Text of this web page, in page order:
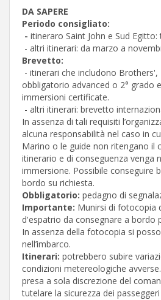
DA SAPERE
Periodo consigliato:
- itineraro Saint John e Sud
- altri itinerari: da marzo a
Brevetto:
- itinerari che includono Brothers',
obbligatorio advanced o 2° grado
immersioni certificate.
- altri itinerari: brevetto
In assenza di tali requisiti
alcuna responsabilità nel caso in
Marino o le guide non ritengano il
itinerario e di conseguenza venga
immersione. Possibile conseguire
bordo su richiesta.
Obbligatorio: pedagno di
Importante: Munirsi di fotocopia
d'espatrio da consegnare a bordo
In assenza della fotocopia si
nell’imbarco.
Itinerari: potrebbero subire
condizioni metereologiche
presa a sola discrezione del
tutelare la sicurezza dei